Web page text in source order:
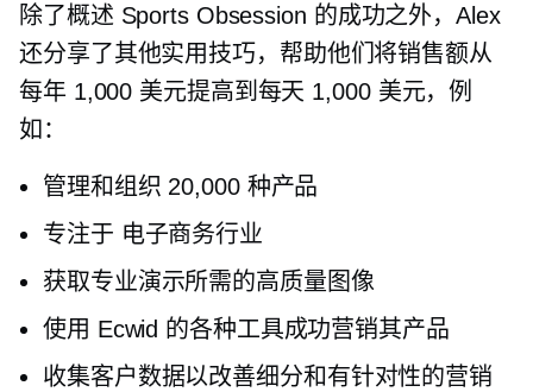
除了概述 Sports Obsession 的成功之外，Alex
还分享了其他实用技巧，帮助他们将销售额从
每年 1,000 美元提高到每天 1,000 美元，例
如：
管理和组织 20,000 种产品
专注于 电子商务行业
获取专业演示所需的高质量图像
使用 Ecwid 的各种工具成功营销其产品
收集客户数据以改善细分和有针对性的营销